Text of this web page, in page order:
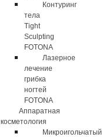
Контуринг
тела
Tight
Sculpting
FOTONA
Лазерное
лечение
грибка
ногтей
FOTONA
Аппаратная
косметология
Микроигольчатый